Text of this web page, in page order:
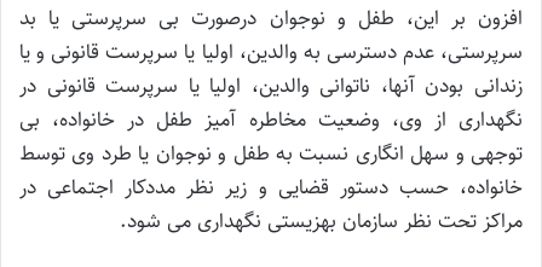
افزون بر این، طفل و نوجوان درصورت بی سرپرستی یا بد
سرپرستی، عدم دسترسی به والدین، اولیا یا سرپرست قانونی و یا
زندانی بودن آنها، ناتوانی والدین، اولیا یا سرپرست قانونی در
نگهداری از وی، وضعیت مخاطره آمیز طفل در خانواده، بی
توجهی و سهل انگاری نسبت به طفل و نوجوان یا طرد وی توسط
خانواده، حسب دستور قضایی و زیر نظر مددکار اجتماعی در
مراکز تحت نظر سازمان بهزیستی نگهداری می شود.